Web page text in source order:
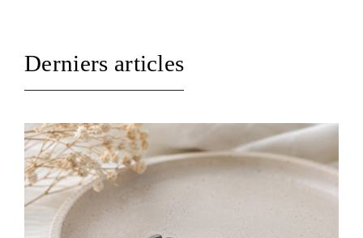
Derniers articles